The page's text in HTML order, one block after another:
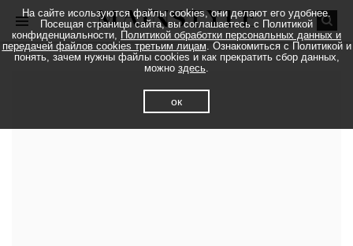
На сайте исользуются файлы cookies, они делают его удобнее.
Посещая страницы сайта, вы соглашаетесь с Политикой
конфиденциальности, Политикой обработки персональных данных и
передачей файлов cookies третьим лицам. Ознакомиться с Политикой и
понять, зачем нужны файлы cookies и как прекратить сбор данных,
можно здесь.
ок